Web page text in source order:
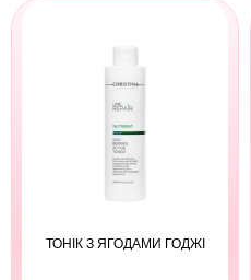
ТОНІК З ЯГОДАМИ ГОДЖІ